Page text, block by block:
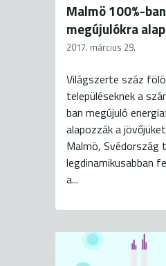
Malmö 100%-
megújulókra
2017. március 29.
Világszerte száz
településeknek a
ban megújuló
alapozzák a
Malmö, Svédország
legdinamikusabban
a...